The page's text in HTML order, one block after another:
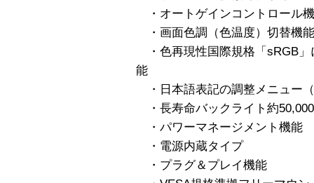
・オートゲインコントロール
・画面色調（色温度）切替機能
・色再現性国際規格「sRGB」
能
・日本語表記の調整メニュー
・長寿命バックライト約
・パワーマネージメント機能
・電源内蔵タイプ
・プラグ＆プレイ機能